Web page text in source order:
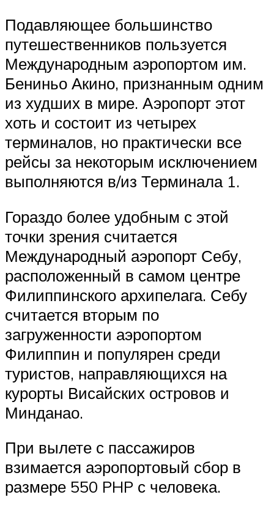
Подавляющее большинство
путешественников пользуется
Международным аэропортом им.
Бениньо Акино, признанным одним
из худших в мире. Аэропорт этот
хоть и состоит из четырех
терминалов, но практически все
рейсы за некоторым исключением
выполняются в/из Терминала 1.
Гораздо более удобным с этой
точки зрения считается
Международный аэропорт Себу,
расположенный в самом центре
Филиппинского архипелага. Себу
считается вторым по
загруженности аэропортом
Филиппин и популярен среди
туристов, направляющихся на
курорты Висайских островов и
Минданао.
При вылете с пассажиров
взимается аэропортовый сбор в
размере 550 PHP с человека.